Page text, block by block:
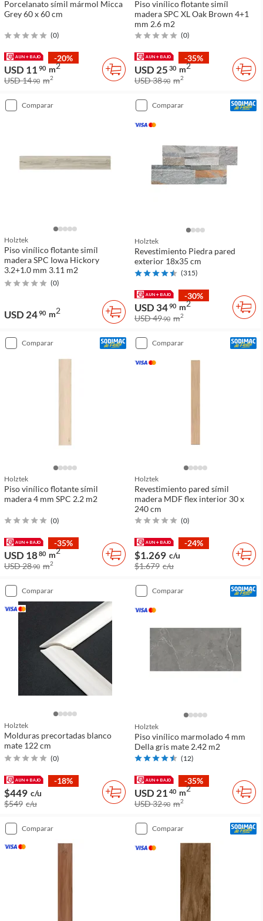
Porcelanato símil mármol Micca
Grey 60 x 60 cm
(0)
-20%
USD 11 90 m2
USD 1490 m2
Piso vinílico flotante simíl
madera SPC XL Oak Brown 4+1
mm 2.6 m2
(0)
-35%
USD 25 30 m2
USD 3890 m2
comparar
Holztek
Piso vinílico flotante simíl
madera SPC Iowa Hickory
3.2+1.0 mm 3.11 m2
(0)
USD 2490 m2
comparar
Holztek
Revestimiento Piedra pared
exterior 18x35 cm
(315)
-30%
USD 3490 m2
USD 4990 m2
comparar
Holztek
Piso vinílico flotante símil
madera 4 mm SPC 2.2 m2
(0)
-35%
USD 1880 m2
USD 2890 m2
comparar
Holztek
Revestimiento pared símil
madera MDF flex interior 30 x
240 cm
(0)
-24%
$1.269 c/u
$1.679 c/u
comparar
Holztek
Molduras precortadas blanco
mate 122 cm
(0)
-18%
$449 c/u
$549 c/u
comparar
Holztek
Piso vinílico marmolado 4 mm
Della gris mate 2.42 m2
(12)
-35%
USD 21 40 m2
USD 3290 m2
comparar comparar